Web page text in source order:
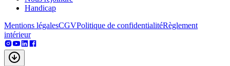
Handicap
Mentions légalesCGVPolitique de confidentialitéRèglement
intérieur